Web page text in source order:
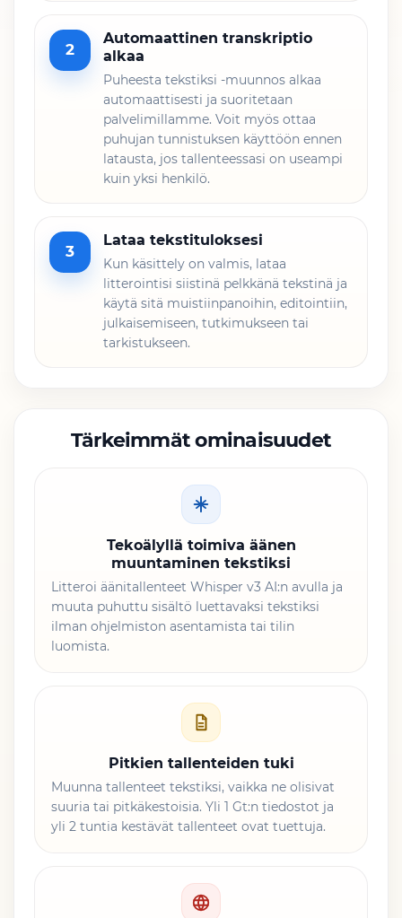
2
Automaattinen transkriptio
alkaa
Puheesta tekstiksi -muunnos alkaa
automaattisesti ja suoritetaan
palvelimillamme. Voit myös ottaa
puhujan tunnistuksen käyttöön ennen
latausta, jos tallenteessasi on useampi
kuin yksi henkilö.
3
Lataa tekstituloksesi
Kun käsittely on valmis, lataa
litterointisi siistinä pelkkänä tekstinä ja
käytä sitä muistiinpanoihin, editointiin,
julkaisemiseen, tutkimukseen tai
tarkistukseen.
Tärkeimmät ominaisuudet
Tekoälyllä toimiva äänen
muuntaminen tekstiksi
Litteroi äänitallenteet Whisper v3 AI:n avulla ja
muuta puhuttu sisältö luettavaksi tekstiksi
ilman ohjelmiston asentamista tai tilin
luomista.
Pitkien tallenteiden tuki
Muunna tallenteet tekstiksi, vaikka ne olisivat
suuria tai pitkäkestoisia. Yli 1 Gt:n tiedostot ja
yli 2 tuntia kestävät tallenteet ovat tuettuja.